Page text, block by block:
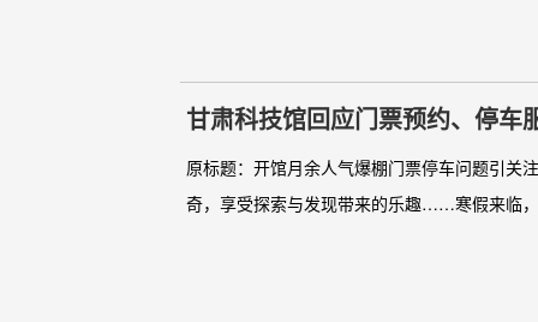
甘肃科技馆回应门票预约、停车
原标题：开馆月余人气爆棚门票停车问题引关
奇，享受探索与发现带来的乐趣……寒假来临